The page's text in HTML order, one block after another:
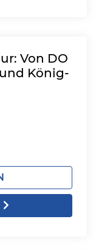
Von DO
König-